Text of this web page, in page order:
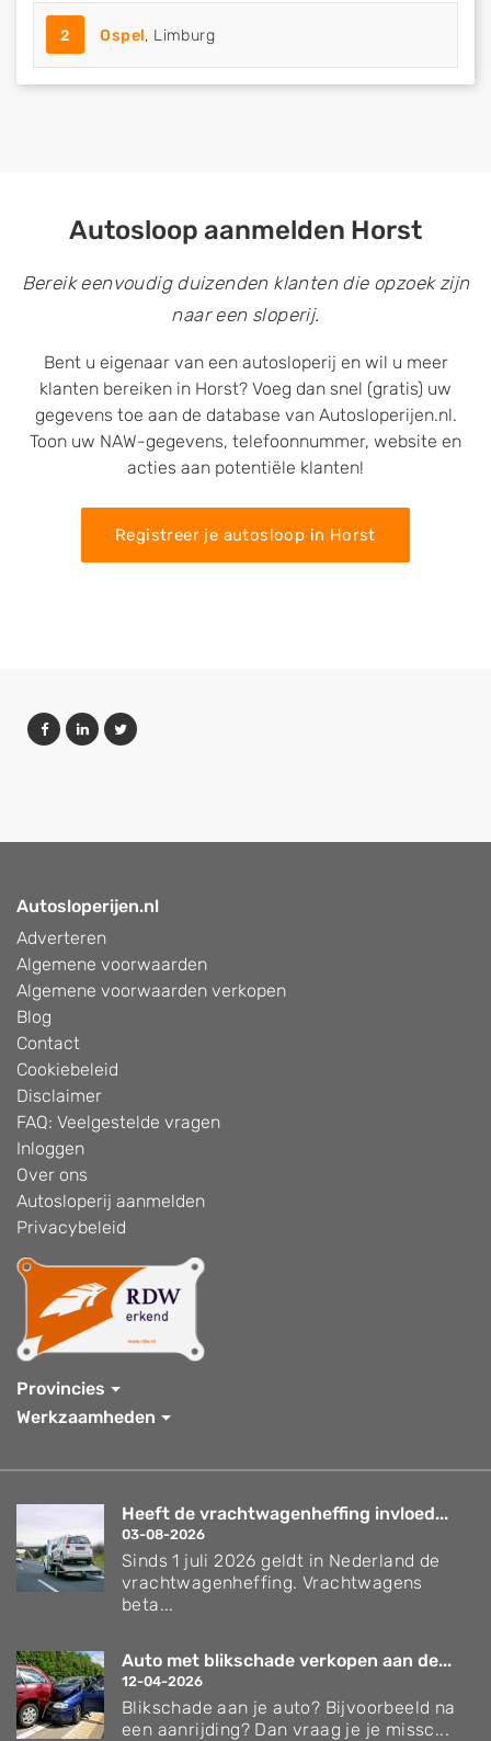
2 Ospel, Limburg
Autosloop aanmelden Horst
Bereik eenvoudig duizenden klanten die opzoek zijn
naar een sloperij.
Bent u eigenaar van een autosloperij en wil u meer
klanten bereiken in Horst? Voeg dan snel (gratis) uw
gegevens toe aan de database van Autosloperijen.nl.
Toon uw NAW-gegevens, telefoonnummer, website en
acties aan potentiële klanten!
Registreer je autosloop in Horst
Autosloperijen.nl
Adverteren
Algemene voorwaarden
Algemene voorwaarden verkopen
Blog
Contact
Cookiebeleid
Disclaimer
FAQ: Veelgestelde vragen
Inloggen
Over ons
Autosloperij aanmelden
Privacybeleid
Provincies
Werkzaamheden
Heeft de vrachtwagenheffing invloed...
03-08-2026
Sinds 1 juli 2026 geldt in Nederland de
vrachtwagenheffing. Vrachtwagens
beta...
Auto met blikschade verkopen aan de...
12-04-2026
Blikschade aan je auto? Bijvoorbeeld na
een aanrijding? Dan vraag je je missc...